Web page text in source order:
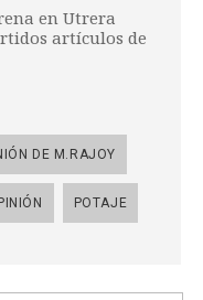
en Utrera
artículos de
DE M.RAJOY
POTAJE